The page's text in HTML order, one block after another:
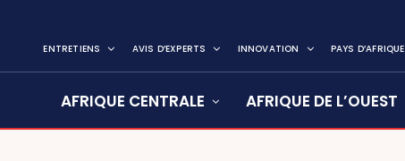
ENTRETIENS AVIS D’EXPERTS INNOVATION PAYS D’AFRIQUE
AFRIQUE CENTRALE AFRIQUE DE L’OUEST